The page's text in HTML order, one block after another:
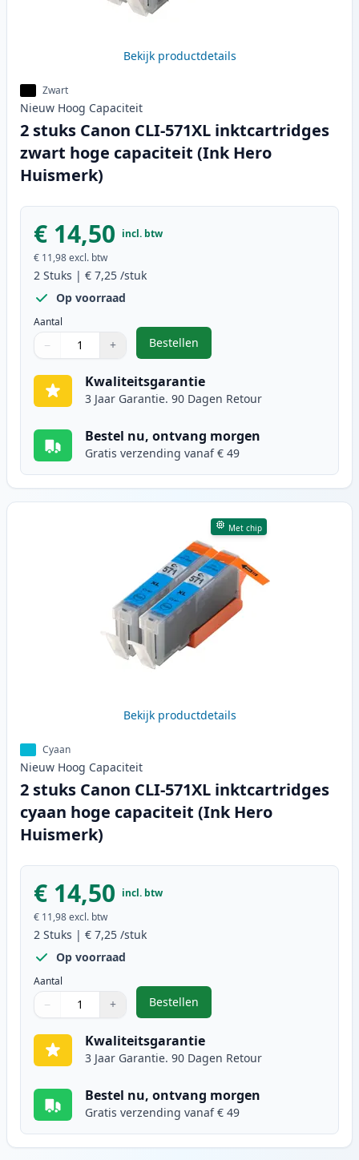
Bekijk productdetails
Zwart
Nieuw Hoog Capaciteit
2 stuks Canon CLI-571XL inktcartridges
zwart hoge capaciteit (Ink Hero
Huismerk)
€ 14,50 incl. btw
€ 11,98excl. btw
2 Stuks | € 7,25 /stuk
Op voorraad
Aantal
Gebruik de knoppen om aan te passen
− +
1
Bestellen
,2 stuks Canon CLI-571XL
Kwaliteitsgarantie
3 Jaar Garantie. 90 Dagen Retour
Bestel nu, ontvang morgen
Gratis verzending vanaf € 49
Met chip
Bekijk productdetails
Cyaan
Nieuw Hoog Capaciteit
2 stuks Canon CLI-571XL inktcartridges
cyaan hoge capaciteit (Ink Hero
Huismerk)
€ 14,50 incl. btw
€ 11,98excl. btw
2 Stuks | € 7,25 /stuk
Op voorraad
Aantal
Gebruik de knoppen om aan te passen
− +
1
Bestellen
,2 stuks Canon CLI-571XL
Kwaliteitsgarantie
3 Jaar Garantie. 90 Dagen Retour
Bestel nu, ontvang morgen
Gratis verzending vanaf € 49